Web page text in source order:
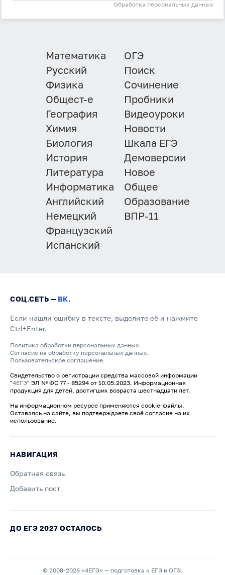
Обработка персональных данных
Математика
Русский
Физика
Общест-е
География
Химия
Биология
История
Литература
Информатика
Английский
Немецкий
Французский
Испанский
ОГЭ
Поиск
Сочинение
Пробники
Видеоуроки
Новости
Шкала ЕГЭ
Демоверсии
Новое
Общее
Образование
ВПР-11
СОЦ.СЕТЬ — ВК.
Если нашли ошибку в тексте, выделите её и нажмите
Ctrl+Enter.
Политика обработки персональных данных.
Согласие на обработку персональных данных.
Пользовательское соглашение.
Свидетельство о регистрации средства массовой информации
"4ЕГЭ" ЭЛ № ФС 77 - 85294 от 10.05.2023. Информационная
продукция для детей, достигших возраста шестнадцати лет.
На информационном ресурсе применяются cookie-файлы.
Оставаясь на сайте, вы подтверждаете своё согласие на их
использование.
НАВИГАЦИЯ
Обратная связь
Добавить пост
ДО ЕГЭ 2027 ОСТАЛОСЬ
© 2008-2026 «4ЕГЭ» — подготовка к ЕГЭ и ОГЭ.